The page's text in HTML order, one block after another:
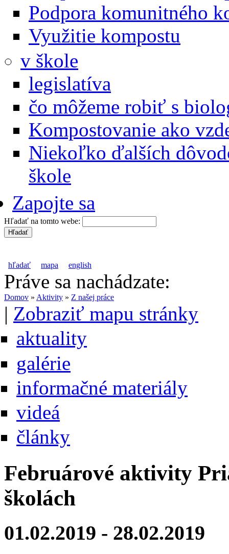
Podpora komunitného
Využitie kompostu
v škole
legislatíva
čo môžeme robiť s
Kompostovanie ako
Niekoľko ďalších
škole
Zapojte sa
Hľadať na tomto webe:
hľadať mapa english
Práve sa nachádzate:
Domov » Aktivity » Z našej práce
| Zobraziť mapu stránky
aktuality
galérie
informačné materiály
videá
články
Februárové aktivity
školách
01.02.2019 - 28.02.2019